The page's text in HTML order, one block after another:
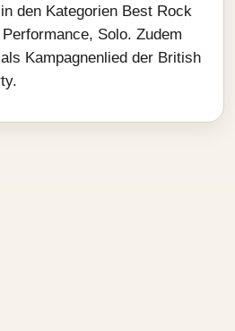
den Kategorien Best Rock
Solo. Zudem
Kampagnenlied der British